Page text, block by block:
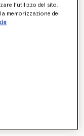
disponibile
l’utilizzo del sito.
memorizzazione dei